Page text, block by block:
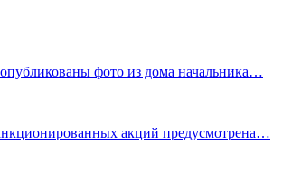
фото из дома начальника…
акций предусмотрена…